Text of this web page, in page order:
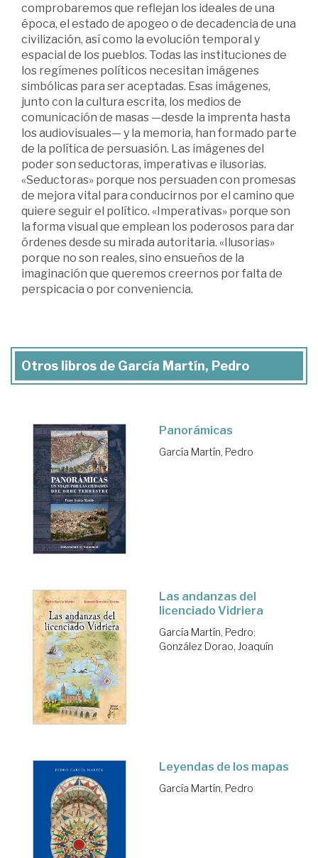
comprobaremos que reflejan los ideales de una
época, el estado de apogeo o de decadencia de una
civilización, así como la evolución temporal y
espacial de los pueblos. Todas las instituciones de
los regímenes políticos necesitan imágenes
simbólicas para ser aceptadas. Esas imágenes,
junto con la cultura escrita, los medios de
comunicación de masas —desde la imprenta hasta
los audiovisuales— y la memoria, han formado parte
de la política de persuasión. Las imágenes del
poder son seductoras, imperativas e ilusorias.
«Seductoras» porque nos persuaden con promesas
de mejora vital para conducirnos por el camino que
quiere seguir el político. «Imperativas» porque son
la forma visual que emplean los poderosos para dar
órdenes desde su mirada autoritaria. «Ilusorias»
porque no son reales, sino ensueños de la
imaginación que queremos creernos por falta de
perspicacia o por conveniencia.
Otros libros de García Martín, Pedro
Panorámicas
García Martín, Pedro
Las andanzas del
licenciado Vidriera
García Martín, Pedro;
González Dorao, Joaquín
Leyendas de los mapas
García Martín, Pedro